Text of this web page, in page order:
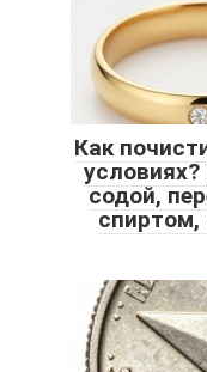
Как
содой,
спиртом,